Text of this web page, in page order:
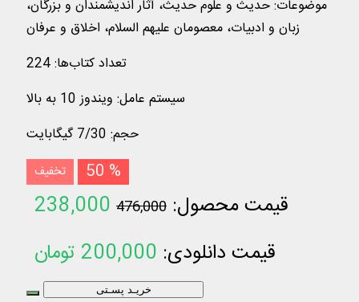
موضوعات:حدیث و علوم حدیث، آثار اندیشمندان و بزرگان،
زبان و ادبیات، معصومان علیهم السلام، اخلاق و عرفان
تعداد کتاب‌ها:
224
سیستم عامل: ویندوز 10 به بالا
حجم: 7/30 گیگابایت
تخفیف 50 %
قیمت محصول: 476,000
238,000
قیمت دانلودی: 200,000 تومان
خریـد پسـتی